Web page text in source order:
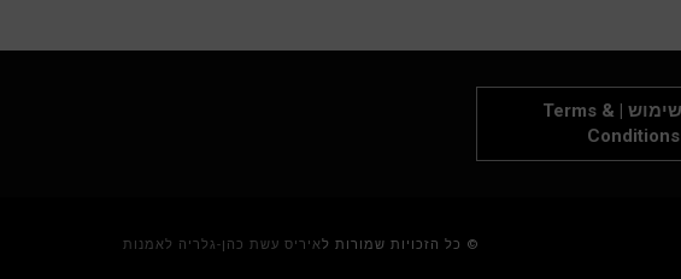
תנאי שימוש | Terms &
Conditions
© כל הזכויות שמורות לאיריס עשת כהן-גלריה לאמנות